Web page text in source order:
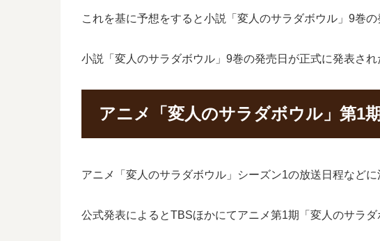
これを基に予想をすると小説「変人のサラダボウル」9巻
小説「変人のサラダボウル」9巻の発売日が正式に発表され
アニメ「変人のサラダボウル」第1
アニメ「変人のサラダボウル」シーズン1の放送日程などに
公式発表によるとTBSほかにてアニメ第1期「変人のサラ